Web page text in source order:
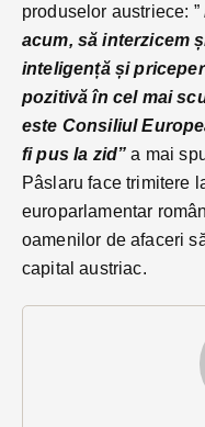
produselor austriece: ”
acum, să interzicem
inteligență și
pozitivă în cel mai
este Consiliul
fi pus la zid”a mai
Pâslaru face trimitere
europarlamentar
oamenilor de afaceri
capital austriac.